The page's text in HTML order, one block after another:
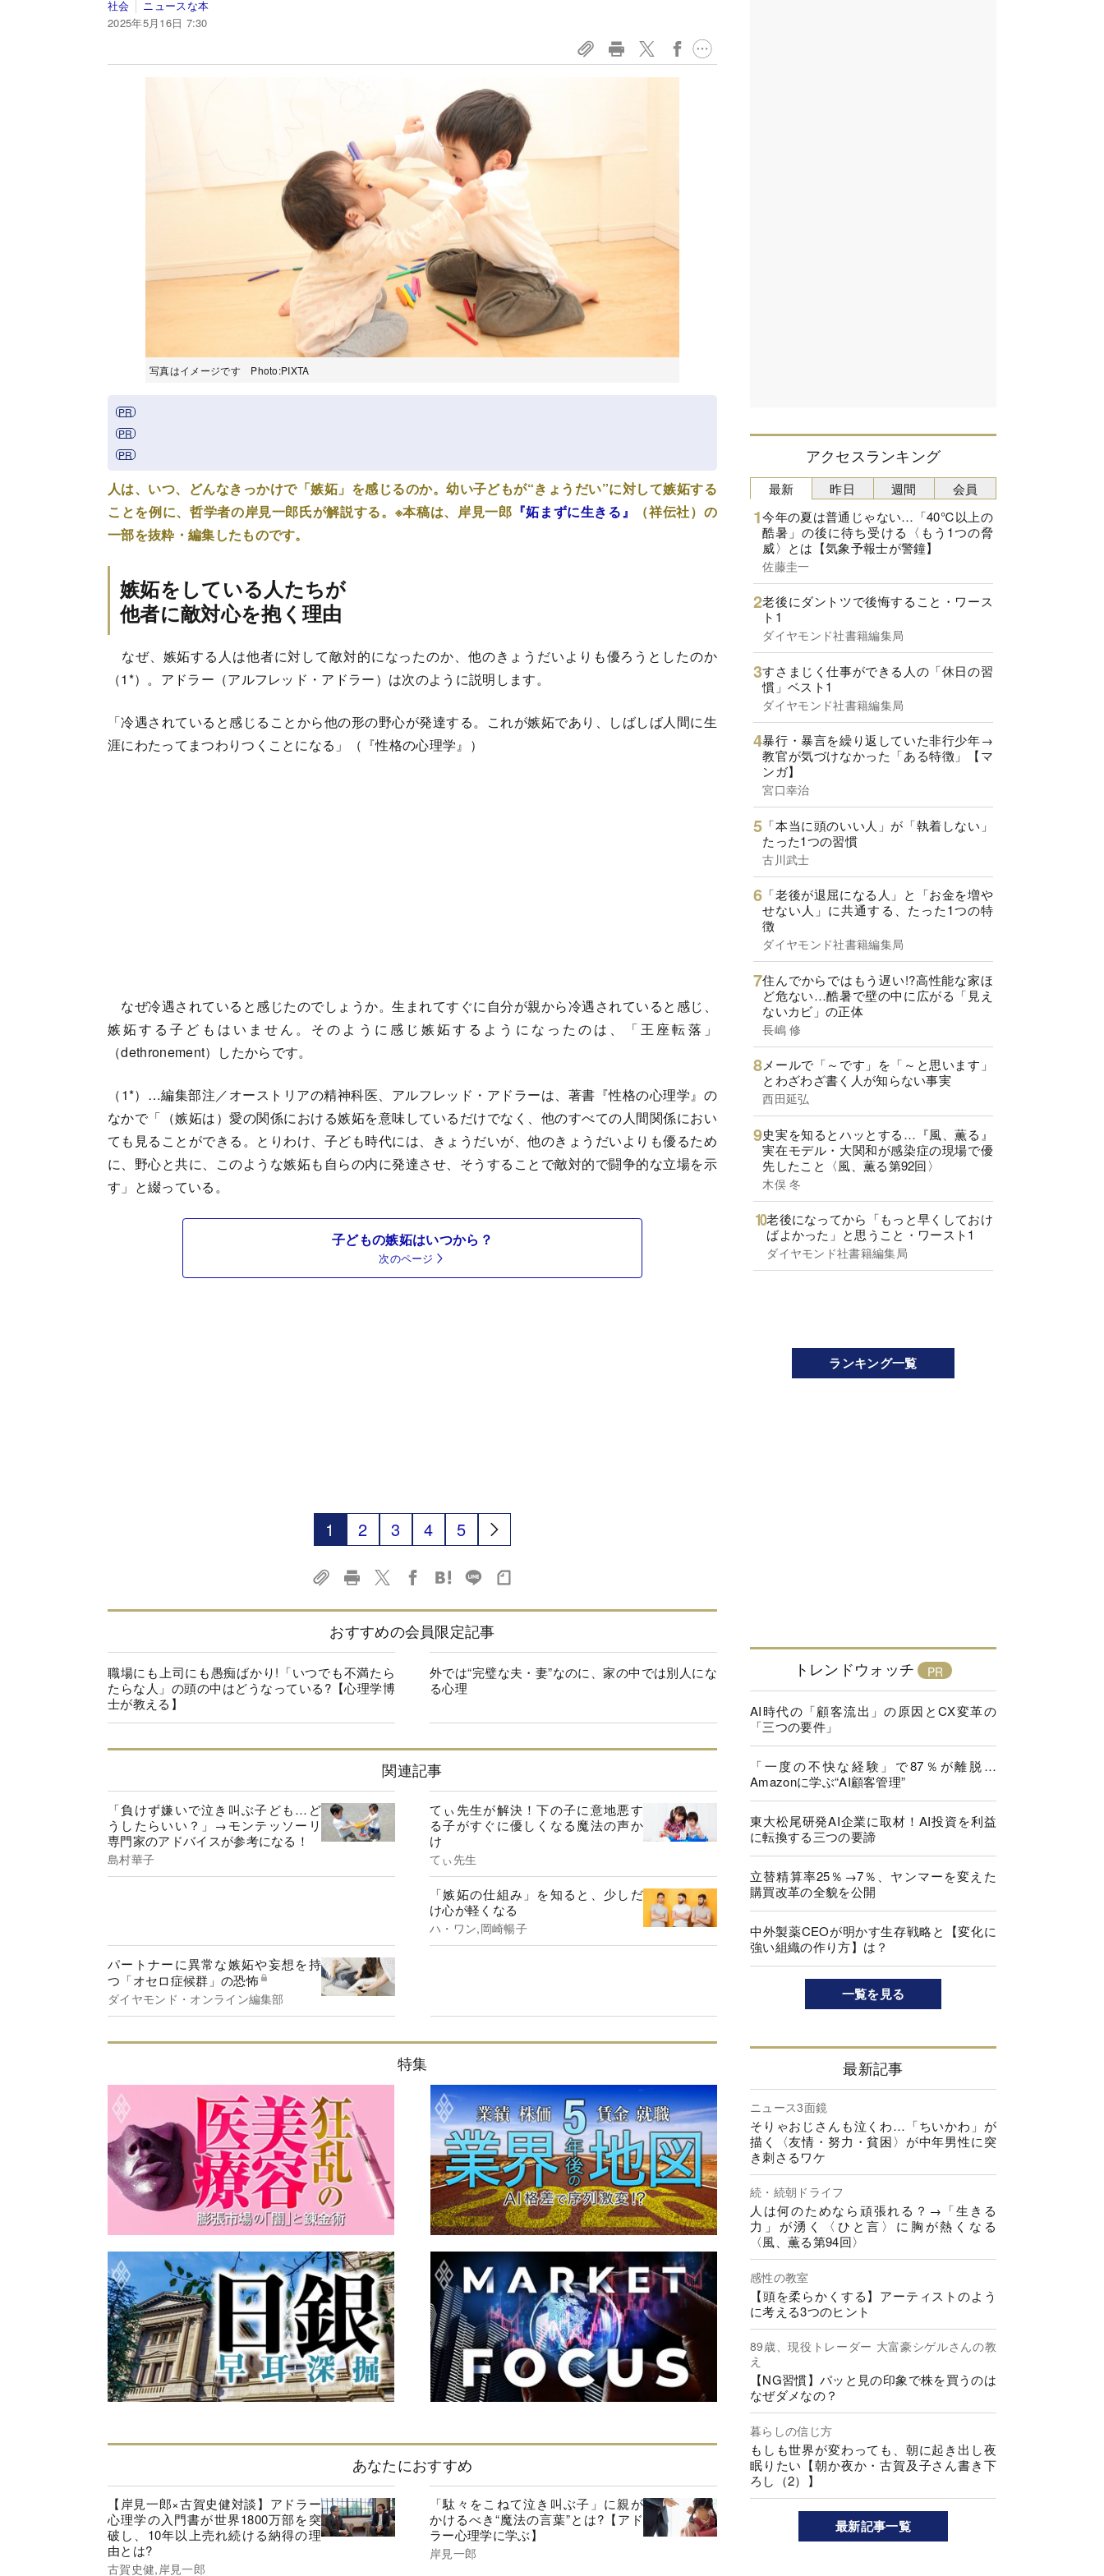
社会
ニュースな本
2025年5月16日 7:30
写真はイメージです Photo:PIXTA
人は、いつ、どんなきっかけで「嫉妬」を感じるのか。幼い子どもが“きょうだい”に対して嫉妬する
ことを例に、哲学者の岸見一郎氏が解説する。※本稿は、岸見一郎 『妬まずに生きる』
（祥伝社）の
一部を抜粋・編集したものです。
嫉妬をしている人たちが
他者に敵対心を抱く理由
なぜ、嫉妬する人は他者に対して敵対的になったのか、他のきょうだいよりも優ろうとしたのか
（1*）。アドラー（アルフレッド・アドラー）は次のように説明します。
「冷遇されていると感じることから他の形の野心が発達する。これが嫉妬であり、しばしば人間に生
涯にわたってまつわりつくことになる」（『性格の心理学』）
なぜ冷遇されていると感じたのでしょうか。生まれてすぐに自分が親から冷遇されていると感じ、
嫉妬する子どもはいません。そのように感じ嫉妬するようになったのは、「王座転落」
（dethronement）したからです。
（1*）…編集部注／オーストリアの精神科医、アルフレッド・アドラーは、著書『性格の心理学』の
なかで「（嫉妬は）愛の関係における嫉妬を意味しているだけでなく、他のすべての人間関係におい
ても見ることができる。とりわけ、子ども時代には、きょうだいが、他のきょうだいよりも優るため
に、野心と共に、このような嫉妬も自らの内に発達させ、そうすることで敵対的で闘争的な立場を示
す」と綴っている。
子どもの嫉妬はいつから？
次のページ
1 2 3 4 5
おすすめの会員限定記事
職場にも上司にも愚痴ばかり!「いつでも不満たら
たらな人」の頭の中はどうなっている?【心理学博
士が教える】
外では“完璧な夫・妻”なのに、家の中では別人にな
る心理
関連記事
「負けず嫌いで泣き叫ぶ子ども…ど
うしたらいい？」→モンテッソーリ
専門家のアドバイスが参考になる！
島村華子
てぃ先生が解決！下の子に意地悪す
る子がすぐに優しくなる魔法の声か
け
てぃ先生
「嫉妬の仕組み」を知ると、少しだ
け心が軽くなる
ハ・ワン,岡崎暢子
パートナーに異常な嫉妬や妄想を持
つ「オセロ症候群」の恐怖
ダイヤモンド・オンライン編集部
特集
あなたにおすすめ
【岸見一郎×古賀史健対談】アドラー
心理学の入門書が世界1800万部を突
破し、10年以上売れ続ける納得の理
由とは?
古賀史健,岸見一郎
「駄々をこねて泣き叫ぶ子」に親が
かけるべき“魔法の言葉”とは?【アド
ラー心理学に学ぶ】
岸見一郎
アクセスランキング
最新
今年の夏は普通じゃない…「40℃以上の
酷暑」の後に待ち受ける〈もう1つの脅
威〉とは【気象予報士が警鐘】
佐藤圭一
老後にダントツで後悔すること・ワース
ト1
ダイヤモンド社書籍編集局
すさまじく仕事ができる人の「休日の習
慣」ベスト1
ダイヤモンド社書籍編集局
暴行・暴言を繰り返していた非行少年→
教官が気づけなかった「ある特徴」【マ
ンガ】
宮口幸治
「本当に頭のいい人」が「執着しない」
たった1つの習慣
古川武士
「老後が退屈になる人」と「お金を増や
せない人」に共通する、たった1つの特
徴
ダイヤモンド社書籍編集局
住んでからではもう遅い!?高性能な家ほ
ど危ない…酷暑で壁の中に広がる「見え
ないカビ」の正体
長嶋 修
メールで「～です」を「～と思います」
とわざわざ書く人が知らない事実
西田延弘
史実を知るとハッとする…『風、薫る』
実在モデル・大関和が感染症の現場で優
先したこと〈風、薫る第92回〉
木俣 冬
老後になってから「もっと早くしておけ
ばよかった」と思うこと・ワースト1
ダイヤモンド社書籍編集局
昨日 週間 会員
ランキング一覧
トレンドウォッチ
AI時代の「顧客流出」の原因とCX変革の
「三つの要件」
「一度の不快な経験」で87％が離脱…
Amazonに学ぶ“AI顧客管理”
東大松尾研発AI企業に取材！AI投資を利益
に転換する三つの要諦
立替精算率25％→7％、ヤンマーを変えた
購買改革の全貌を公開
中外製薬CEOが明かす生存戦略と【変化に
強い組織の作り方】は？
一覧を見る
最新記事
ニュース3面鏡
そりゃおじさんも泣くわ…「ちいかわ」が
描く〈友情・努力・貧困〉が中年男性に突
き刺さるワケ
続・続朝ドライフ
人は何のためなら頑張れる？→「生きる
力」が湧く〈ひと言〉に胸が熱くなる
〈風、薫る第94回〉
感性の教室
【頭を柔らかくする】アーティストのよう
に考える3つのヒント
89歳、現役トレーダー 大富豪シゲルさんの教
え
【NG習慣】パッと見の印象で株を買うのは
なぜダメなの？
暮らしの信じ方
もしも世界が変わっても、朝に起き出し夜
眠りたい【朝か夜か・古賀及子さん書き下
ろし（2）】
最新記事一覧